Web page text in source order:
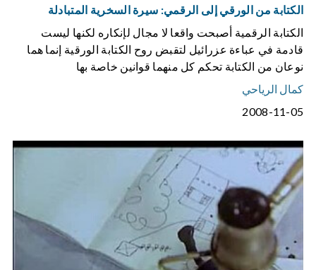
الكتابة من الورقي إلى الرقمي: سيرة السخرية المتبادلة
الكتابة الرقمية أصبحت واقعا لا مجال لإنكاره لكنها ليست
قادمة في عباءة عزرائيل لتقبض روح الكتابة الورقية إنما هما
نوعان من الكتابة تحكم كل منهما قوانين خاصة بها
كمال الرياحي
2008-11-05